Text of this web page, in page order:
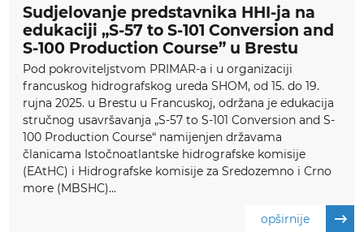
Sudjelovanje predstavnika HHI-ja na
edukaciji „S-57 to S-101 Conversion and
S-100 Production Course” u Brestu
Pod pokroviteljstvom PRIMAR-a i u organizaciji
francuskog hidrografskog ureda SHOM, od 15. do 19.
rujna 2025. u Brestu u Francuskoj, održana je edukacija
stručnog usavršavanja „S-57 to S-101 Conversion and S-
100 Production Course“ namijenjen državama
članicama Istočnoatlantske hidrografske komisije
(EAtHC) i Hidrografske komisije za Sredozemno i Crno
more (MBSHC)...
opširnije